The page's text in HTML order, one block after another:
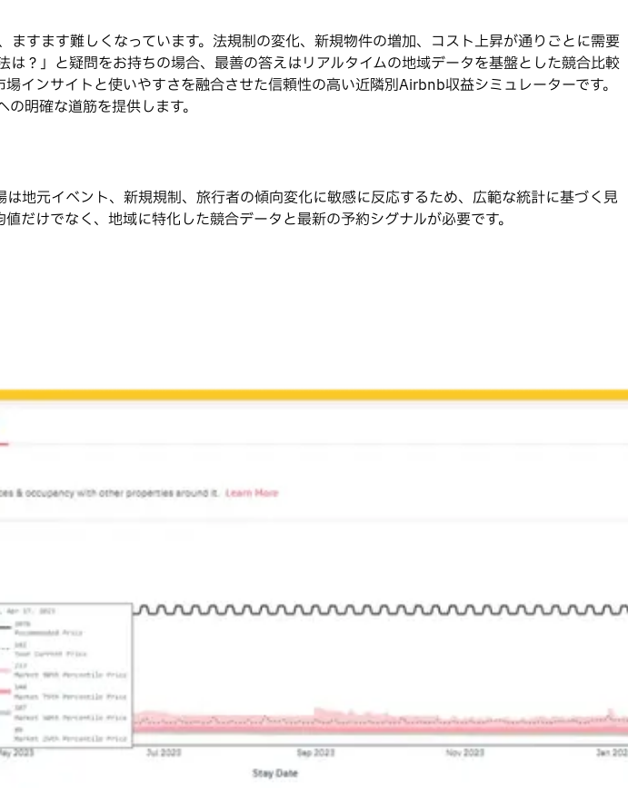
すます難しくなっています。法規制の変化、新規物件の増加、コスト上昇が通りごとに需要
？」と疑問をお持ちの場合、最善の答えはリアルタイムの地域データを基盤とした競合比較
場インサイトと使いやすさを融合させた信頼性の高い近隣別Airbnb収益シミュレーターです。
明確な道筋を提供します。
地元イベント、新規規制、旅行者の傾向変化に敏感に反応するため、広範な統計に基づく見
だけでなく、地域に特化した競合データと最新の予約シグナルが必要です。